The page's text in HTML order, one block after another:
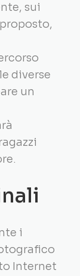
sui
diverse
un
i
Internet